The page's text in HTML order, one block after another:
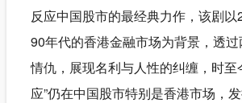
反应中国股市的最经典力作，该剧
90年代的香港金融市场为背景，透
情仇，展现名利与人性的纠缠，时至
应”仍在中国股市特别是香港市场，